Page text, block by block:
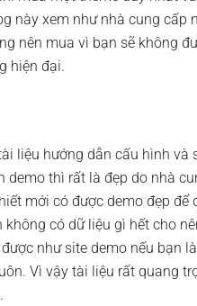
này xem như nhà cung
nên mua vì bạn sẽ không
hiện đại.
liệu hướng dẫn cấu hình
demo thì rất là đẹp do nhà
mới có được demo đẹp
không có dữ liệu gì hết cho
như site demo nếu bạn
Vì vậy tài liệu rất quang